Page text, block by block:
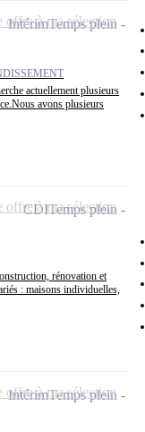
actuellement plusieurs
avons plusieurs
IntérimTemps plein
offre à ma sélection
rénovation et
: maisons individuelles,
CDITemps plein
offre à ma sélection
IntérimTemps plein
offre à ma sélection